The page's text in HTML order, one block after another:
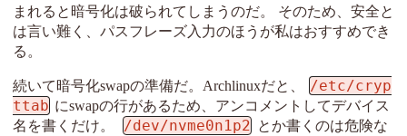
まれると暗号化は破られてしまうのだ。 そのため、安全と
は言い難く、パスフレーズ入力のほうが私はおすすめでき
る。
続いて暗号化swapの準備だ。Archlinuxだと、
/etc/cryp
ttab にswapの行があるため、アンコメントしてデバイス
名を書くだけ。
/dev/nvme0n1p2 とか書くのは危険な